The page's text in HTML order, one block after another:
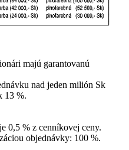
majú garantovanú
nad jeden milión Sk
13 %.
0,5 % z cenníkovej ceny.
objednávky: 100 %.